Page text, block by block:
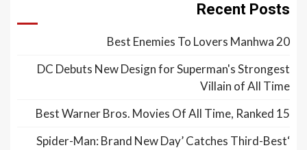
Recent Posts
20 Best Enemies To Lovers Manhwa
DC Debuts New Design for Superman's Strongest
Villain of All Time
15 Best Warner Bros. Movies Of All Time, Ranked
‘Spider-Man: Brand New Day’ Catches Third-Best